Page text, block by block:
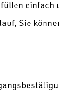
Sie